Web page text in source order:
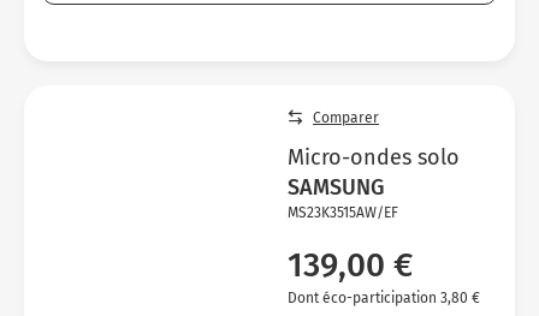
Comparer
Micro-ondes solo
SAMSUNG
MS23K3515AW/EF
139,00 €
Dont éco-participation 3,80 €